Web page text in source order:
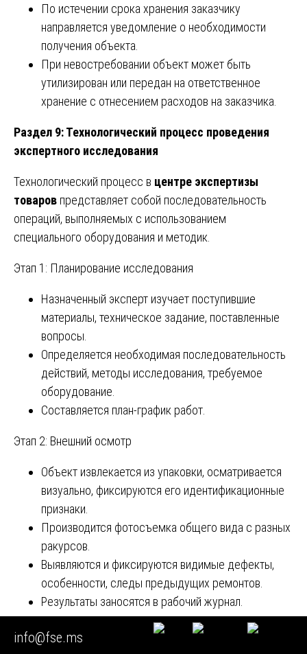
По истечении срока хранения заказчику
направляется уведомление о необходимости
получения объекта.
При невостребовании объект может быть
утилизирован или передан на ответственное
хранение с отнесением расходов на заказчика.
Раздел 9: Технологический процесс проведения
экспертного исследования
Технологический процесс в центре экспертизы
товаров представляет собой последовательность
операций, выполняемых с использованием
специального оборудования и методик.
Этап 1: Планирование исследования
Назначенный эксперт изучает поступившие
материалы, техническое задание, поставленные
вопросы.
Определяется необходимая последовательность
действий, методы исследования, требуемое
оборудование.
Составляется план-график работ.
Этап 2: Внешний осмотр
Объект извлекается из упаковки, осматривается
визуально, фиксируются его идентификационные
признаки.
Производится фотосъемка общего вида с разных
ракурсов.
Выявляются и фиксируются видимые дефекты,
особенности, следы предыдущих ремонтов.
Результаты заносятся в рабочий журнал.
Этап 3: Инструментальные измерения
info@fse.ms